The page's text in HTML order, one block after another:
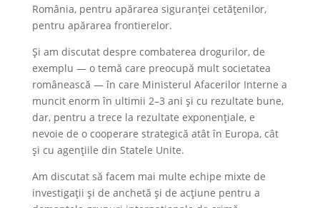
România, pentru apărarea siguranței cetățenilor,
pentru apărarea frontierelor.
Și am discutat despre combaterea drogurilor, de
exemplu — o temă care preocupă mult societatea
românească — în care Ministerul Afacerilor Interne a
muncit enorm în ultimii 2–3 ani și cu rezultate bune,
dar, pentru a trece la rezultate exponențiale, e
nevoie de o cooperare strategică atât în Europa, cât
și cu agențiile din Statele Unite.
Am discutat să facem mai multe echipe mixte de
investigații și de anchetă și de acțiune pentru a